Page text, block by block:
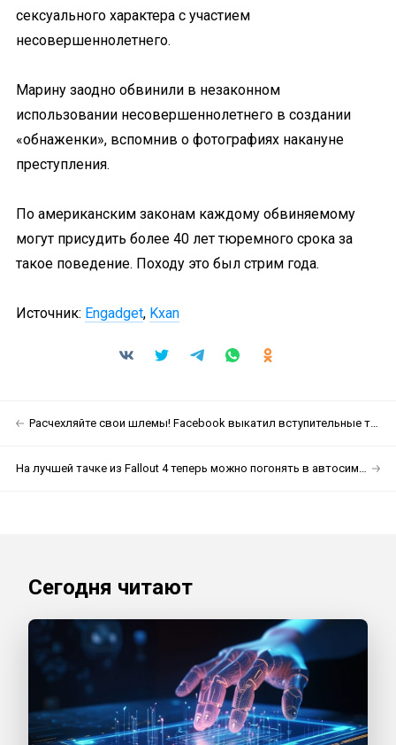
сексуального характера с участием
несовершеннолетнего.
Марину заодно обвинили в незаконном
использовании несовершеннолетнего в создании
«обнаженки», вспомнив о фотографиях накануне
преступления.
По американским законам каждому обвиняемому
могут присудить более 40 лет тюремного срока за
такое поведение. Походу это был стрим года.
Источник: Engadget, Kxan
Расчехляйте свои шлемы! Facebook выкатил вступительные титры Игры Престолов в VR
На лучшей тачке из Fallout 4 теперь можно погонять в автосимуляторе
Сегодня читают